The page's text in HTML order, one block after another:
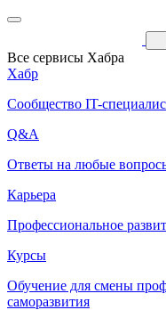
Все сервисы Хабра
Хабр
Сообщество IT-
Q&A
Ответы на любые
Карьера
Профессиональное
Курсы
Обучение для смены
саморазвития